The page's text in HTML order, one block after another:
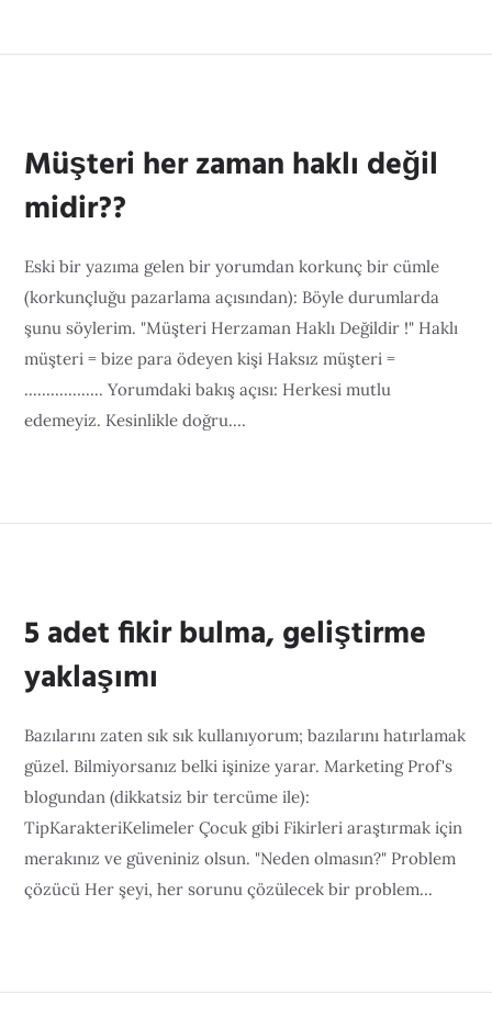
Müşteri her zaman haklı değil
midir??
Eski bir yazıma gelen bir yorumdan korkunç bir cümle
(korkunçluğu pazarlama açısından): Böyle durumlarda
şunu söylerim. "Müşteri Herzaman Haklı Değildir !" Haklı
müşteri = bize para ödeyen kişi Haksız müşteri =
.................. Yorumdaki bakış açısı: Herkesi mutlu
edemeyiz. Kesinlikle doğru....
5 adet fikir bulma, geliştirme
yaklaşımı
Bazılarını zaten sık sık kullanıyorum; bazılarını hatırlamak
güzel. Bilmiyorsanız belki işinize yarar. Marketing Prof's
blogundan (dikkatsiz bir tercüme ile):
TipKarakteriKelimeler Çocuk gibi Fikirleri araştırmak için
merakınız ve güveniniz olsun. "Neden olmasın?" Problem
çözücü Her şeyi, her sorunu çözülecek bir problem...